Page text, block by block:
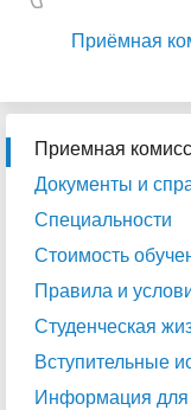
Приёмная
Приемная
Документы и
Специальности
Стоимость
Правила и
Студенческая
Вступительные
Информация для